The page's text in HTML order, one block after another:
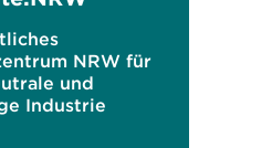
NRW für
und
Industrie